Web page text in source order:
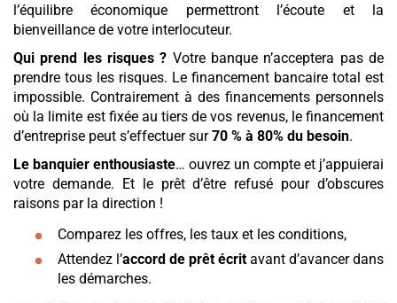
l’équilibre économique permettront l’écoute et la
bienveillance de votre interlocuteur.
Qui prend les risques ? Votre banque n’acceptera pas de
prendre tous les risques. Le financement bancaire total est
impossible. Contrairement à des financements personnels
où la limite est fixée au tiers de vos revenus, le financement
d’entreprise peut s’effectuer sur70 % à 80% du besoin.
Le banquier enthousiaste… ouvrez un compte et j’appuierai
votre demande. Et le prêt d’être refusé pour d’obscures
raisons par la direction !
Comparez les offres, les taux et les conditions,
Attendez l’accord de prêt écrit avant d’avancer dans
les démarches.